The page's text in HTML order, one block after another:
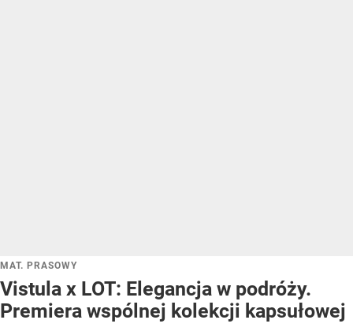
MAT. PRASOWY
Vistula x LOT: Elegancja w podróży.
Premiera wspólnej kolekcji kapsułowej